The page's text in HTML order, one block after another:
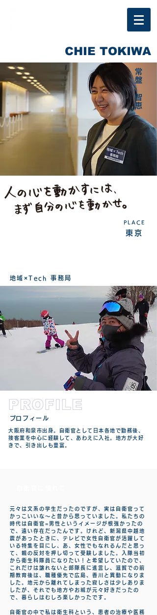
CHIE TOKIWA
​常盤 智恵
地域×Tech 事務局
PLACE
東京
​プロフィール
大阪府和泉市出身。自衛官として日本各地で勤務後、
接客業を中心に経験して、あわえに入社。地方が大好
きで、引き出しも豊富。
元々は文系の学生だったのですが、実は自衛官って
かっこいいな～と昔から思っていました。私たちの
時代は自衛官=男性というイメージが根強かったの
で、遠い存在だったんです。けれど、新潟県中越地
震があったときに、テレビで女性自衛官が活躍して
いる特集を目にし、あ、女性でもなれるんだと思っ
て、親の反対を押し切って受験しました。入隊当初
から衛生科隊員になりたい！と希望していたので、
これだけは譲れないと部隊長に進言し、滋賀での前
期教育後は、職種優先で広島、香川と異動になりま
した。地元から離れてしまった寂しさは少しありま
したが、それでも地方やお城が元々好きだったの
で、暮らしはむしろ楽しかったです。
自衛官の中で私は衛生科という、患者の治療や医務